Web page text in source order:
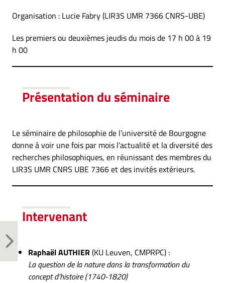
Organisation : Lucie Fabry (LIR3S UMR 7366 CNRS-UBE)
Les premiers ou deuxièmes jeudis du mois de 17 h 00 à 19
h 00
Présentation du séminaire
Le séminaire de philosophie de l’université de Bourgogne
donne à voir une fois par mois l’actualité et la diversité des
recherches philosophiques, en réunissant des membres du
LIR3S UMR CNRS UBE 7366 et des invités extérieurs.
Intervenant
Raphaël AUTHIER(KU Leuven, CMPRPC) :
La question de la nature dans la transformation du
concept d’histoire (1740-1820)